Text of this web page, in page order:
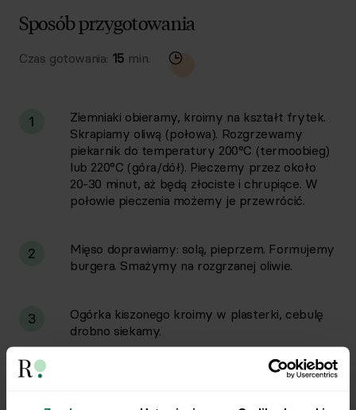
Sposób przygotowania
Czas gotowania: 15 min.
1
Ziemniaki obieramy, kroimy na kształt frytek.
Skrapiamy oliwą (połowa). Rozgrzewamy
piekarnik do temperatury 200°C (termoobieg)
lub 220°C (góra/dół). Pieczemy przez około
20-30 minut, aż będą złociste i chrupiące. W
połowie pieczenia możemy je przewrócić.
2
Mięso doprawiamy: solą, pieprzem. Formujemy
burgera. Smażymy na rozgrzanej oliwie.
3
Ogórka kiszonego kroimy w plasterki, cebulę
drobno siekamy.
4
Przygotowujemy sos, mieszamy ketchup i